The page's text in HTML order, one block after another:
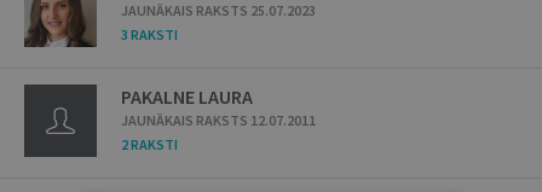
JAUNĀKAIS RAKSTS 25.07.2023
3 RAKSTI
PAKALNE LAURA
JAUNĀKAIS RAKSTS 12.07.2011
2 RAKSTI